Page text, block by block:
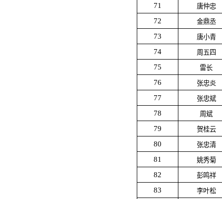
71 唐仲忠
72 金鼎丞
73 唐小青
74 周五四
75 雷长
76 张忠炎
77 张忠斌
78 周斌
79 贺桂云
80 张忠清
81 姚秀菊
82 彭鸣祥
83 李叶松